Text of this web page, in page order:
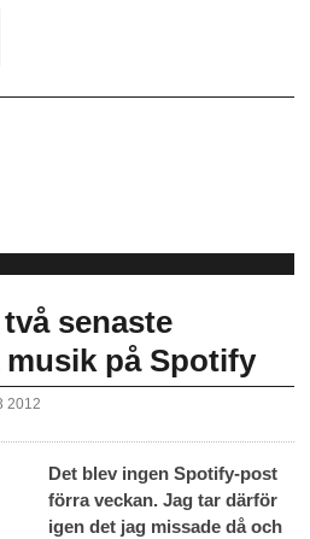
senaste
på Spotify
2012
Det blev ingen Spotify-post
förra veckan. Jag tar därför
igen det jag missade då och